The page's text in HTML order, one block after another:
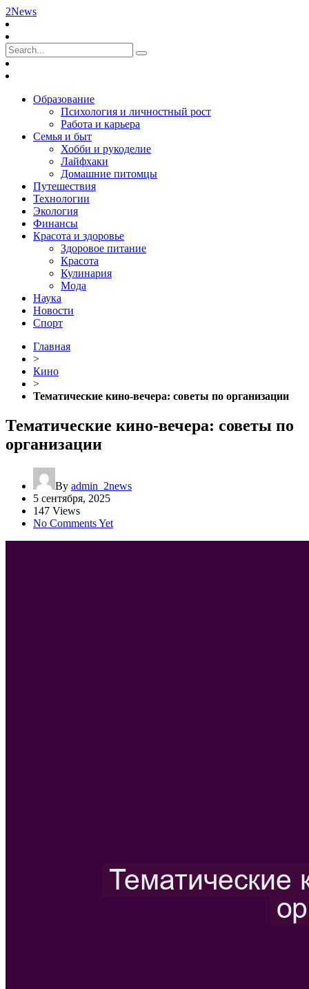
2News
Образование
Психология и личностный рост
Работа и карьера
Семья и быт
Хобби и рукоделие
Лайфхаки
Домашние питомцы
Путешествия
Технологии
Экология
Финансы
Красота и здоровье
Здоровое питание
Красота
Кулинария
Мода
Наука
Новости
Спорт
Главная
>
Кино
>
Тематические кино-вечера: советы по организации
Тематические кино-вечера: советы по
организации
By admin_2news
5 сентября, 2025
147 Views
No Comments Yet